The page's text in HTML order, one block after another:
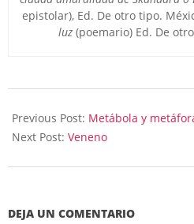
epistolar), Ed. De otro tipo.
luz (poemario) Ed. De
03-
19
Previous Post: Metábola y
Next Post: Veneno
DEJA UN COMENTARIO